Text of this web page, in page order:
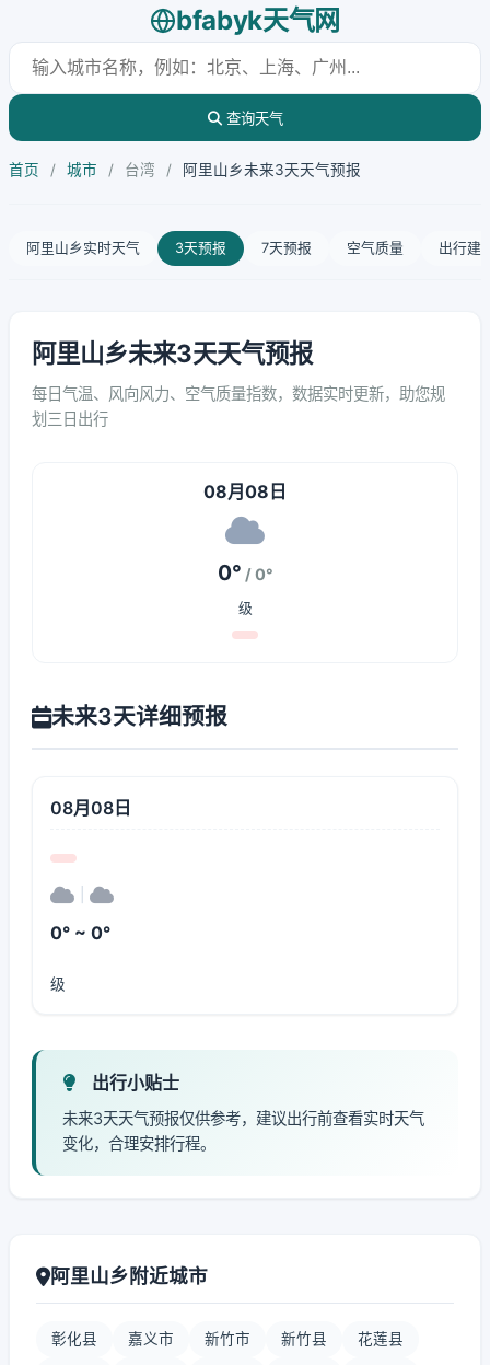
bfabyk天气网
查询天气
首页 / 城市 / 台湾 / 阿里山乡未来3天天气预报
阿里山乡实时天气 3天预报 7天预报 空气质量 出行建
阿里山乡未来3天天气预报
每日气温、风向风力、空气质量指数，数据实时更新，助您规
划三日出行
08月08日
0° / 0°
级
未来3天详细预报
08月08日
0° ~ 0°
级
出行小贴士
未来3天天气预报仅供参考，建议出行前查看实时天气
变化，合理安排行程。
阿里山乡附近城市
彰化县 嘉义市 新竹市 新竹县 花莲县